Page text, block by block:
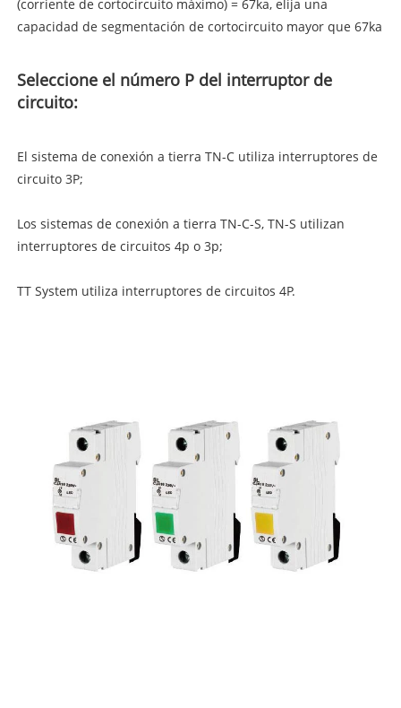
(corriente de cortocircuito máximo) = 67ka, elija una
capacidad de segmentación de cortocircuito mayor que 67ka
Seleccione el número P del interruptor de
circuito:
El sistema de conexión a tierra TN-C utiliza interruptores de
circuito 3P;
Los sistemas de conexión a tierra TN-C-S, TN-S utilizan
interruptores de circuitos 4p o 3p;
TT System utiliza interruptores de circuitos 4P.